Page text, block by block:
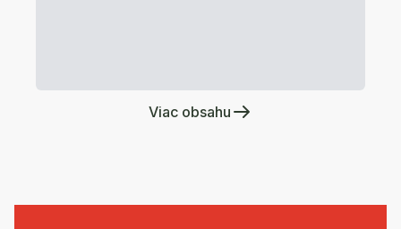
Viac obsahu